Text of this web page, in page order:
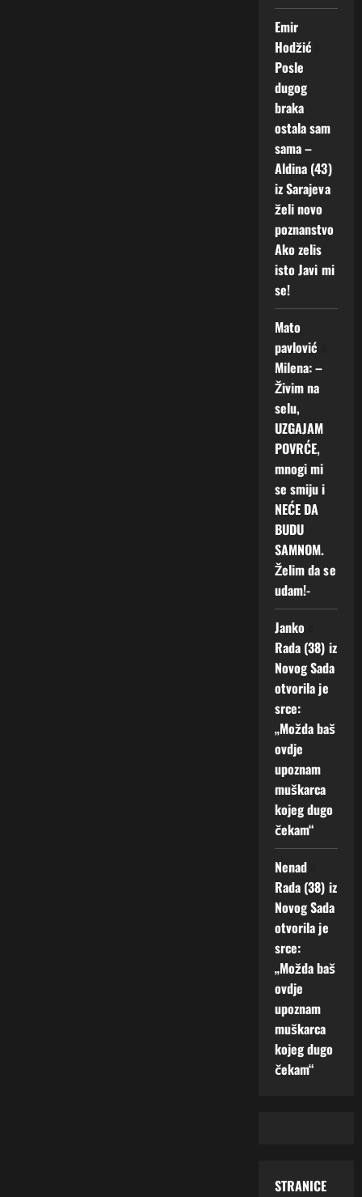
Emir
Hodžić
Posle
dugog
braka
ostala sam
sama –
Aldina (43)
iz Sarajeva
želi novo
poznanstvo
Ako zelis
isto Javi mi
se!
Mato
pavlović
Milena: –
Živim na
selu,
UZGAJAM
POVRĆE,
mnogi mi
se smiju i
NEĆE DA
BUDU
SAMNOM.
Želim da se
udam!-
Janko
Rada (38) iz
Novog Sada
otvorila je
srce:
„Možda baš
ovdje
upoznam
muškarca
kojeg dugo
čekam“
Nenad
Rada (38) iz
Novog Sada
otvorila je
srce:
„Možda baš
ovdje
upoznam
muškarca
kojeg dugo
čekam“
STRANICE